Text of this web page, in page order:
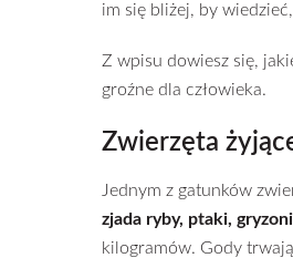
im się bliżej, by
Z wpisu dowiesz się,
groźne dla człowieka.
Zwierzęta
Jednym z gatunków
zjada ryby, ptaki,
kilogramów. Gody